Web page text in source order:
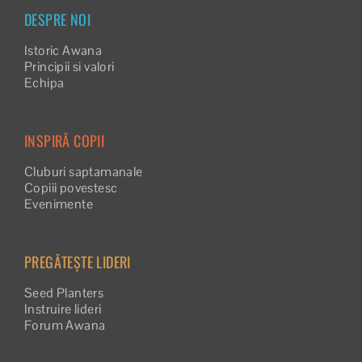
DESPRE NOI
Istoric Awana
Principii si valori
Echipa
INSPIRĂ COPII
Cluburi saptamanale
Copiii povestesc
Evenimente
PREGĂTEȘTE LIDERI
Seed Planters
Instruire lideri
Forum Awana